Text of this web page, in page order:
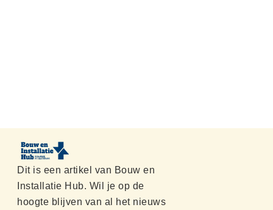
Dit is een artikel van Bouw en
Installatie Hub. Wil je op de
hoogte blijven van al het nieuws